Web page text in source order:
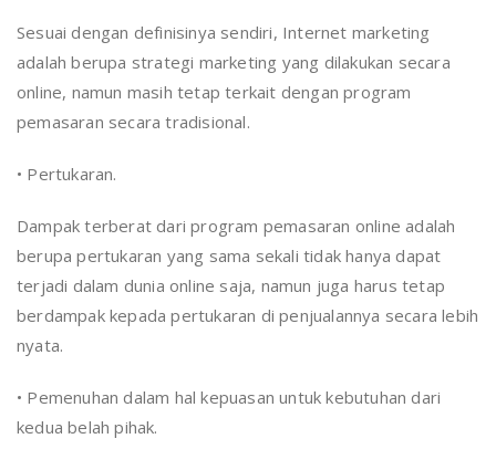
Sesuai dengan definisinya sendiri, Internet marketing
adalah berupa strategi marketing yang dilakukan secara
online, namun masih tetap terkait dengan program
pemasaran secara tradisional.
• Pertukaran.
Dampak terberat dari program pemasaran online adalah
berupa pertukaran yang sama sekali tidak hanya dapat
terjadi dalam dunia online saja, namun juga harus tetap
berdampak kepada pertukaran di penjualannya secara lebih
nyata.
• Pemenuhan dalam hal kepuasan untuk kebutuhan dari
kedua belah pihak.